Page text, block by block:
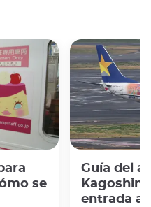
se
Guía del
entrada al